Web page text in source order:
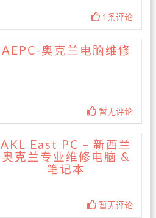
1条评论
AEPC-奥克兰电脑维修
暂无评论
AKL East PC – 新西兰
奥克兰专业维修电脑 &
笔记本
暂无评论